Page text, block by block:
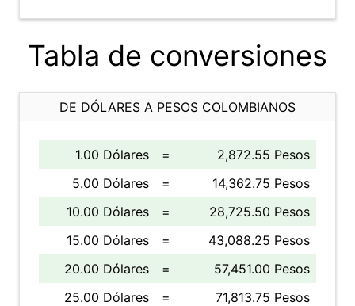
Tabla de conversiones
DE DÓLARES A PESOS COLOMBIANOS
1.00 Dólares =
2,872.55 Pesos
5.00 Dólares
=
14,362.75 Pesos
10.00 Dólares
=
28,725.50 Pesos
15.00 Dólares
=
43,088.25 Pesos
20.00 Dólares
=
57,451.00 Pesos
25.00 Dólares
=
71,813.75 Pesos